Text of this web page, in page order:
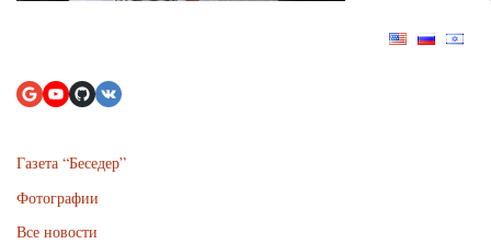
Газета “Беседер”
Фотографии
Все новости